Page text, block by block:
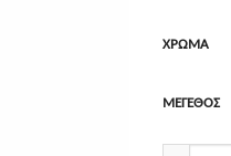
ΧΡΩΜΑ
ΜΕΓΕΘΟΣ